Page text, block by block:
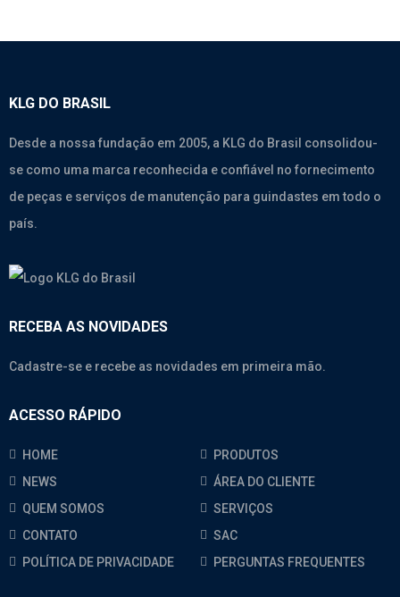
KLG DO BRASIL
Desde a nossa fundação em 2005, a KLG do Brasil consolidou-
se como uma marca reconhecida e confiável no fornecimento
de peças e serviços de manutenção para guindastes em todo o
país.
RECEBA AS NOVIDADES
Cadastre-se e recebe as novidades em primeira mão.
ACESSO RÁPIDO
HOME
PRODUTOS
NEWS
ÁREA DO CLIENTE
QUEM SOMOS
SERVIÇOS
CONTATO
SAC
POLÍTICA DE PRIVACIDADE
PERGUNTAS FREQUENTES